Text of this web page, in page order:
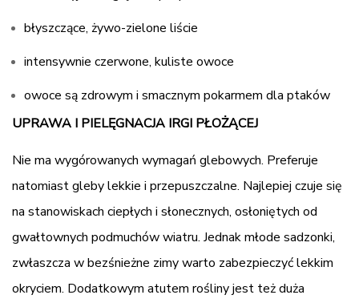
błyszczące, żywo-zielone liście
intensywnie czerwone, kuliste owoce
owoce są zdrowym i smacznym pokarmem dla ptaków
UPRAWA I PIELĘGNACJA IRGI PŁOŻĄCEJ
Nie ma wygórowanych wymagań glebowych. Preferuje
natomiast gleby lekkie i przepuszczalne. Najlepiej czuje się
na stanowiskach ciepłych i słonecznych, osłoniętych od
gwałtownych podmuchów wiatru. Jednak młode sadzonki,
zwłaszcza w bezśnieżne zimy warto zabezpieczyć lekkim
okryciem. Dodatkowym atutem rośliny jest też duża